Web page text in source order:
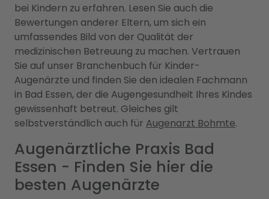
bei Kindern zu erfahren. Lesen Sie auch die
Bewertungen anderer Eltern, um sich ein
umfassendes Bild von der Qualität der
medizinischen Betreuung zu machen. Vertrauen
Sie auf unser Branchenbuch für Kinder-
Augenärzte und finden Sie den idealen Fachmann
in Bad Essen, der die Augengesundheit Ihres Kindes
gewissenhaft betreut. Gleiches gilt
selbstverständlich auch für Augenarzt Bohmte.
Augenärztliche Praxis Bad
Essen - Finden Sie hier die
besten Augenärzte